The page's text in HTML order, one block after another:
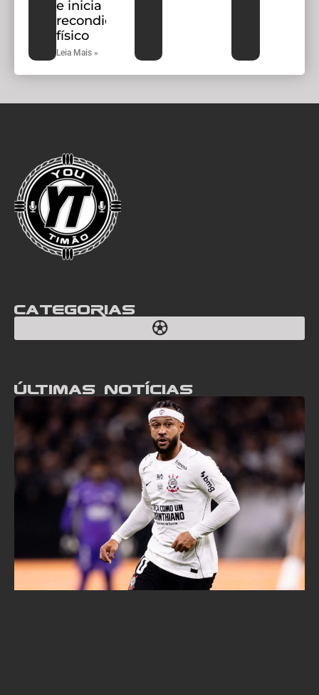
e inicia
recondicionamento
físico
Leia Mais »
Categorias
Últimas notícias